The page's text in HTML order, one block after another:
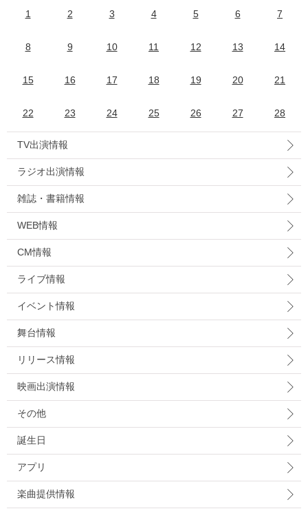
1 2 3 4 5 6 7
8 9 10 11 12 13 14
15 16 17 18 19 20 21
22 23 24 25 26 27 28
TV出演情報
ラジオ出演情報
雑誌・書籍情報
WEB情報
CM情報
ライブ情報
イベント情報
舞台情報
リリース情報
映画出演情報
その他
誕生日
アプリ
楽曲提供情報